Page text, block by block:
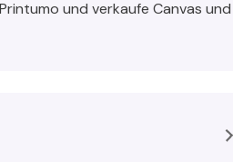
und verkaufe Canvas und